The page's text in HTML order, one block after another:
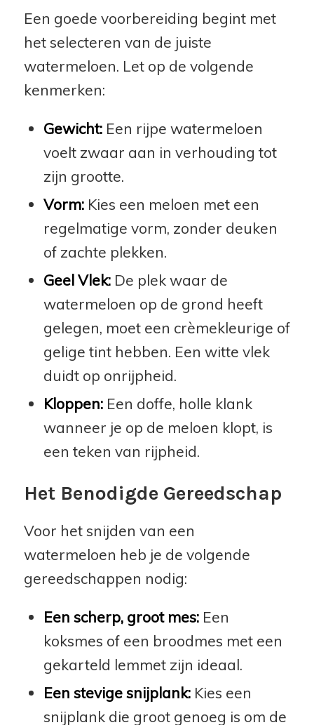
Een goede voorbereiding begint met
het selecteren van de juiste
watermeloen. Let op de volgende
kenmerken:
Gewicht:Een rijpe watermeloen
voelt zwaar aan in verhouding tot
zijn grootte.
Vorm:Kies een meloen met een
regelmatige vorm, zonder deuken
of zachte plekken.
Geel Vlek:De plek waar de
watermeloen op de grond heeft
gelegen, moet een crèmekleurige of
gelige tint hebben. Een witte vlek
duidt op onrijpheid.
Kloppen:Een doffe, holle klank
wanneer je op de meloen klopt, is
een teken van rijpheid.
Het Benodigde Gereedschap
Voor het snijden van een
watermeloen heb je de volgende
gereedschappen nodig:
Een scherp, groot mes:Een
koksmes of een broodmes met een
gekarteld lemmet zijn ideaal.
Een stevige snijplank:Kies een
snijplank die groot genoeg is om de